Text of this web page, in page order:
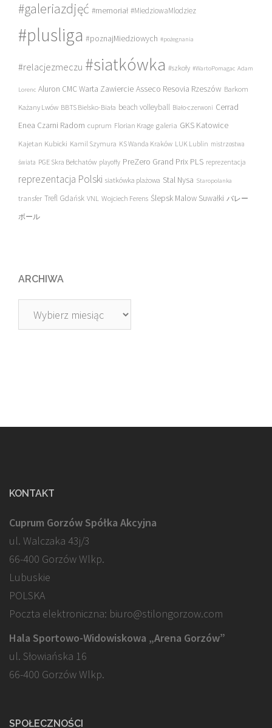
#galeriazdjęć #memoriał #MiedziowaMlodziez
#plusliga #poznajMiedziowych #pożegnania
#relacjezmeczu #siatkówka #szkoły #WartoPomagac Adam
Lorenc Aluron CMC Warta Zawiercie Asseco Resovia Rzeszów Barkom
Każany Lwów BBTS Bielsko-Biała beach volleyball Biało-czerwoni Cerrad
Enea Czarni Radom cuprum Florian Krage galeria GKS Katowice
Kajetan Kubicki Kamil Szymura KS Wanda Kraków LUK Lublin mistrzostwa
świata PGE Skra Bełchatów playoffy PreZero Grand Prix PLS reprezentacja
reprezentacja Polski siatkówka plażowa Stal Nysa Staropolanka
transfer Trefl Gdańsk VNL Wojciech Ferens Ślepsk Malow Suwałki バレー
ボール
ARCHIWA
Archiwa
KONTAKT
Cuprum Gorzów Spółka Akcyjna
ul. Walczaka 43j/3
66-400 Gorzów Wlkp.
Lubuskie
POLSKA
Poczta elektroniczna: biuro@stilongorzow.com
Hala Sportowo-Widowiskowa „Arena Gorzów”
ul. Słowiańska 16
66-400 Gorzów Wlkp.
SPOŁECZNOŚCI